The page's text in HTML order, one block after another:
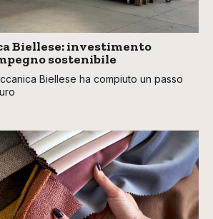
Biellese: investimento
sostenibile
Biellese ha compiuto un passo